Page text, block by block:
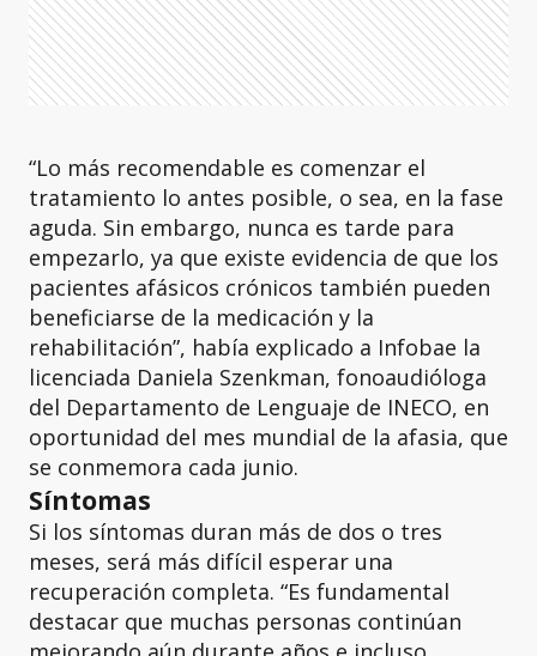
“Lo más recomendable es comenzar el
tratamiento lo antes posible, o sea, en la fase
aguda. Sin embargo, nunca es tarde para
empezarlo, ya que existe evidencia de que los
pacientes afásicos crónicos también pueden
beneficiarse de la medicación y la
rehabilitación”, había explicado a Infobae la
licenciada Daniela Szenkman, fonoaudióloga
del Departamento de Lenguaje de INECO, en
oportunidad del mes mundial de la afasia, que
se conmemora cada junio.
Síntomas
Si los síntomas duran más de dos o tres
meses, será más difícil esperar una
recuperación completa. “Es fundamental
destacar que muchas personas continúan